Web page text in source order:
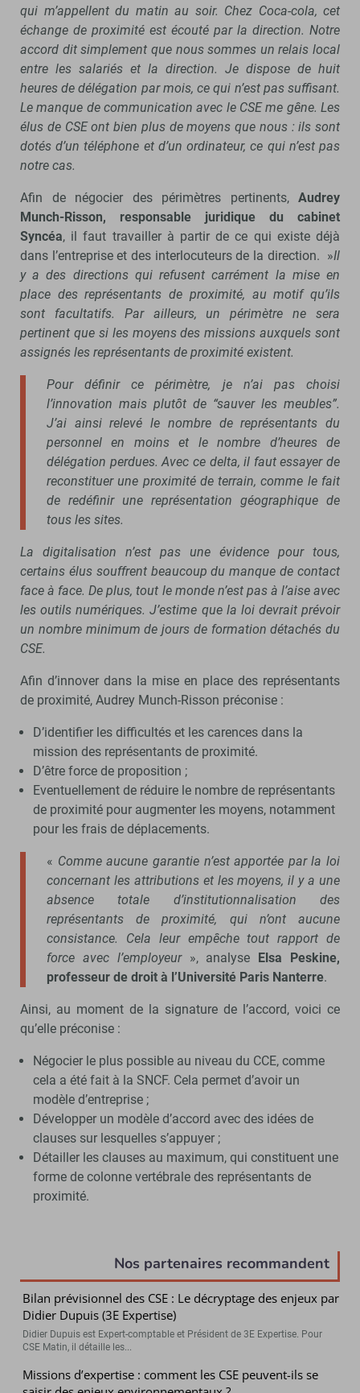
qui m’appellent du matin au soir. Chez Coca-cola, cet
échange de proximité est écouté par la direction. Notre
accord dit simplement que nous sommes un relais local
entre les salariés et la direction. Je dispose de huit
heures de délégation par mois, ce qui n’est pas suffisant.
Le manque de communication avec le CSE me gêne. Les
élus de CSE ont bien plus de moyens que nous : ils sont
dotés d’un téléphone et d’un ordinateur, ce qui n’est pas
notre cas.
Afin de négocier des périmètres pertinents, Audrey
Munch-Risson, responsable juridique du cabinet
Syncéa, il faut travailler à partir de ce qui existe déjà
dans l’entreprise et des interlocuteurs de la direction. »Il
y a des directions qui refusent carrément la mise en
place des représentants de proximité, au motif qu’ils
sont facultatifs. Par ailleurs, un périmètre ne sera
pertinent que si les moyens des missions auxquels sont
assignés les représentants de proximité existent.
Pour définir ce périmètre, je n’ai pas choisi
l’innovation mais plutôt de “sauver les meubles”.
J’ai ainsi relevé le nombre de représentants du
personnel en moins et le nombre d’heures de
délégation perdues. Avec ce delta, il faut essayer de
reconstituer une proximité de terrain, comme le fait
de redéfinir une représentation géographique de
tous les sites.
La digitalisation n’est pas une évidence pour tous,
certains élus souffrent beaucoup du manque de contact
face à face. De plus, tout le monde n’est pas à l’aise avec
les outils numériques. J’estime que la loi devrait prévoir
un nombre minimum de jours de formation détachés du
CSE.
Afin d’innover dans la mise en place des représentants
de proximité, Audrey Munch-Risson préconise :
D’identifier les difficultés et les carences dans la
mission des représentants de proximité.
D’être force de proposition ;
Eventuellement de réduire le nombre de représentants
de proximité pour augmenter les moyens, notamment
pour les frais de déplacements.
« Comme aucune garantie n’est apportée par la loi
concernant les attributions et les moyens, il y a une
absence totale d’institutionnalisation des
représentants de proximité, qui n’ont aucune
consistance. Cela leur empêche tout rapport de
force avec l’employeur», analyse Elsa Peskine,
professeur de droit à l’Université Paris Nanterre.
Ainsi, au moment de la signature de l’accord, voici ce
qu’elle préconise :
Négocier le plus possible au niveau du CCE, comme
cela a été fait à la SNCF. Cela permet d’avoir un
modèle d’entreprise ;
Développer un modèle d’accord avec des idées de
clauses sur lesquelles s’appuyer ;
Détailler les clauses au maximum, qui constituent une
forme de colonne vertébrale des représentants de
proximité.
Nos partenaires recommandent
Bilan prévisionnel des CSE : Le décryptage des enjeux par
Didier Dupuis (3E Expertise)
Didier Dupuis est Expert-comptable et Président de 3E Expertise. Pour
CSE Matin, il détaille les...
Missions d’expertise : comment les CSE peuvent-ils se